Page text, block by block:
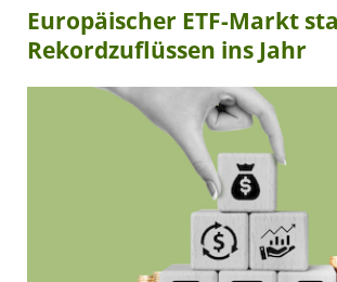
Europäischer ETF-Markt
Rekordzuflüssen ins Jahr